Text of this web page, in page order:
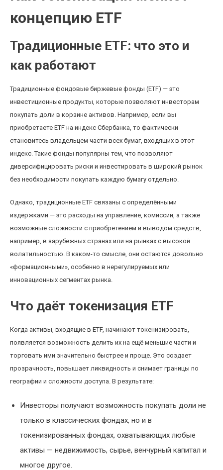
концепцию ETF
Традиционные ETF: что это и
как работают
Традиционные фондовые биржевые фонды (ETF) — это
инвестиционные продукты, которые позволяют инвесторам
покупать доли в корзине активов. Например, если вы
приобретаете ETF на индекс Сбербанка, то фактически
становитесь владельцем части всех бумаг, входящих в этот
индекс. Такие фонды популярны тем, что позволяют
диверсифицировать риски и инвестировать в широкий рынок
без необходимости покупать каждую бумагу отдельно.
Однако, традиционные ETF связаны с определёнными
издержками — это расходы на управление, комиссии, а также
возможные сложности с приобретением и выводом средств,
например, в зарубежных странах или на рынках с высокой
волатильностью. В каком-то смысле, они остаются довольно
«формационными», особенно в нерегулируемых или
инновационных сегментах рынка.
Что даёт токенизация ETF
Когда активы, входящие в ETF, начинают токенизировать,
появляется возможность делить их на ещё меньшие части и
торговать ими значительно быстрее и проще. Это создает
прозрачность, повышает ликвидность и снимает границы по
географии и сложности доступа. В результате:
Инвесторы получают возможность покупать доли не
только в классических фондах, но и в
токенизированных фондах, охватывающих любые
активы — недвижимость, сырье, венчурный капитал и
многое другое.